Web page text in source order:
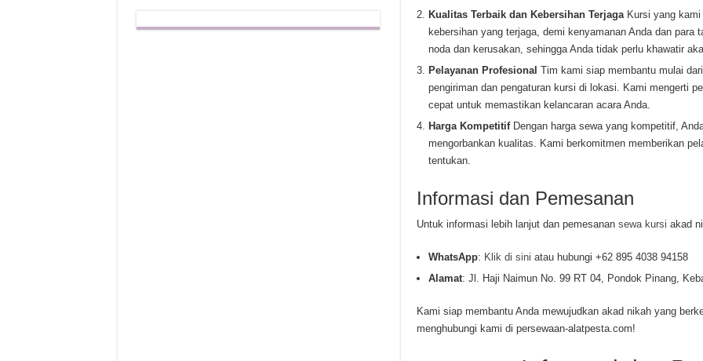
Kualitas Terbaik dan Kebersihan TerjagaKursi yang kami
kebersihan yang terjaga, demi kenyamanan Anda dan para
noda dan kerusakan, sehingga Anda tidak perlu khawatir
Pelayanan Profesional Tim kami siap membantu mulai
pengiriman dan pengaturan kursi di lokasi. Kami mengerti
cepat untuk memastikan kelancaran acara Anda.
Harga KompetitifDengan harga sewa yang kompetitif,
mengorbankan kualitas. Kami berkomitmen memberikan
tentukan.
Informasi dan Pemesanan
Untuk informasi lebih lanjut dan pemesanan sewa kursi akad
WhatsApp: Klik di sini atau hubungi +62 895 4038 94158
Alamat: Jl. Haji Naimun No. 99 RT 04, Pondok Pinang,
Kami siap membantu Anda mewujudkan akad nikah yang
menghubungi kami di persewaan-alatpesta.com!